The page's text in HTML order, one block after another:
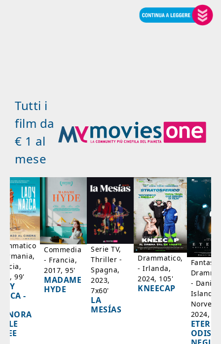
Tutti i
film da
€ 1 al
mese
99'
-
Commedia
- Francia,
2017, 95'
MADAME
HYDE
Serie TV,
Thriller -
Spagna,
2023,
7x60'
LA
MESÍAS
Drammatico,
- Irlanda,
2024, 105'
KNEECAP
-
Islanda,
2024,